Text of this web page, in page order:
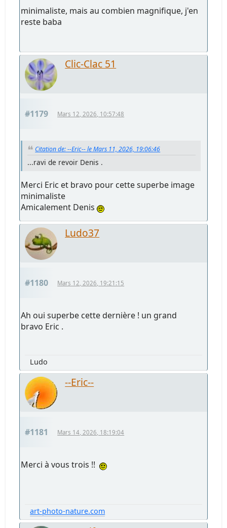
minimaliste, mais au combien magnifique, j'en
reste baba
Clic-Clac 51
#1179 Mars 12, 2026, 10:57:48
Citation de: --Eric-- le Mars 11, 2026, 19:06:46
...ravi de revoir Denis .
Merci Eric et bravo pour cette superbe image
minimaliste
Amicalement Denis
Ludo37
#1180 Mars 12, 2026, 19:21:15
Ah oui superbe cette dernière ! un grand
bravo Eric .
Ludo
--Eric--
#1181 Mars 14, 2026, 18:19:04
Merci à vous trois !!
art-photo-nature.com